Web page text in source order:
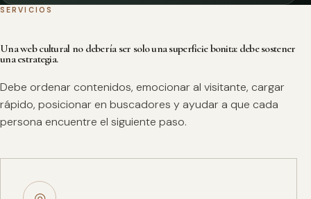
SERVICIOS
Una web cultural no debería ser solo una superficie bonita: debe sostener
una estrategia.
Debe ordenar contenidos, emocionar al visitante, cargar
rápido, posicionar en buscadores y ayudar a que cada
persona encuentre el siguiente paso.